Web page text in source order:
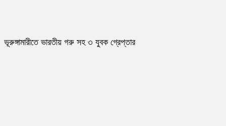
ভূরুঙ্গামারীতে ভারতীয় গরু সহ ৩ যুবক গ্রেপ্তার